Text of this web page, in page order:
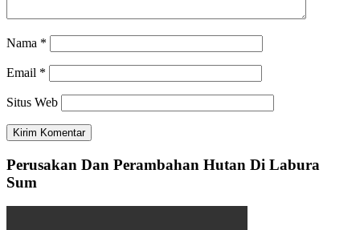
Nama *
Email *
Situs Web
Perusakan Dan Perambahan Hutan Di Labura
Sum